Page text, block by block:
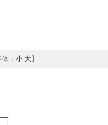
： 小 大】